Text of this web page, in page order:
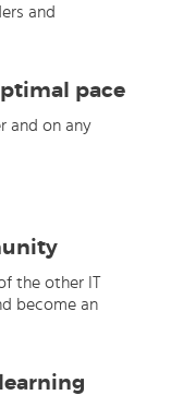
and
pace
and on any
the other IT
become an